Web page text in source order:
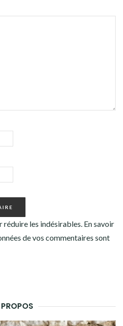
les indésirables. En savoir
de vos commentaires sont